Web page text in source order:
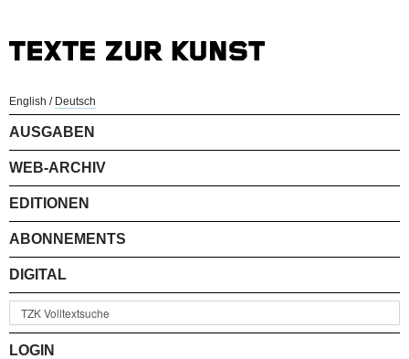
English / Deutsch
AUSGABEN
WEB-ARCHIV
EDITIONEN
ABONNEMENTS
DIGITAL
LOGIN